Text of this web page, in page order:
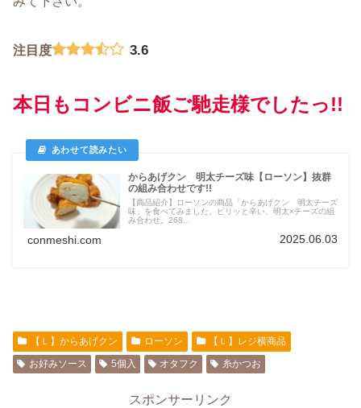
注目度 3.6
本日もコンビニ飯ご馳走様でしたっ!!
からあげクン 明太チーズ味【ローソン】抜群
の組み合わせです!!
【商品紹介】ローソンの商品「からあげクン 明太チーズ
味」を食べてみました。ピリッと辛い、明太×チーズの組
み合わせ。268...
conmeshi.com 2025.06.03
【Ｌ】からあげクン ローソン
【Ｌ】レジ横商品
お好みソース
5個入 オタフク 糸かつお
スポンサーリンク